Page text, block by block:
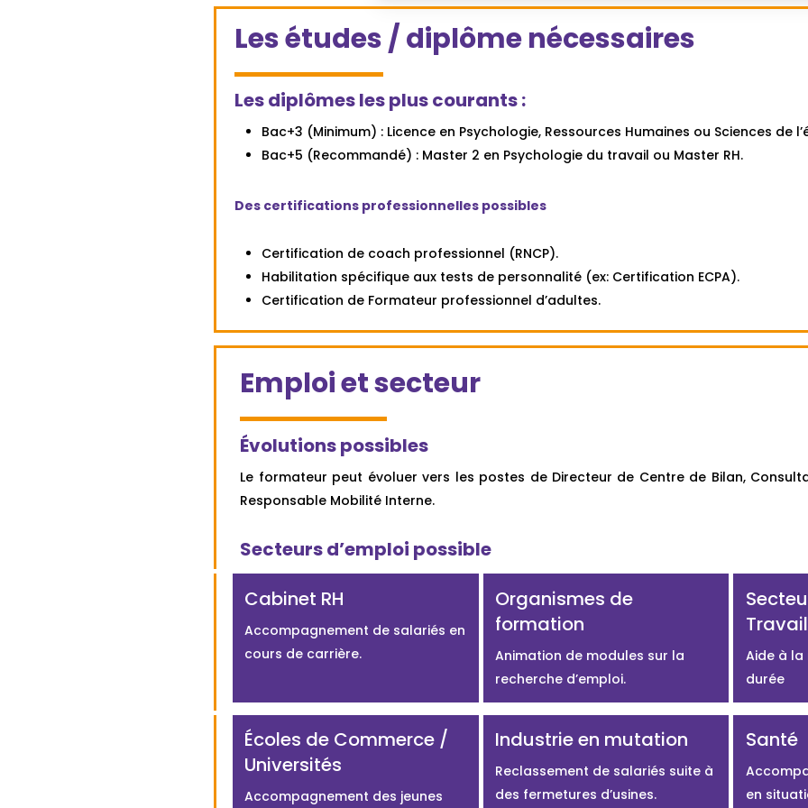
field
should
be
left
blank
Les études / diplôme nécessaires
Les diplômes les plus courants :
Bac+3 (Minimum) : Licence en Psychologie, Ressources Humaines ou Sciences de
Bac+5 (Recommandé) : Master 2 en Psychologie du travail ou Master RH.
Des certifications professionnelles possibles
Certification de coach professionnel (RNCP).
Habilitation spécifique aux tests de personnalité (ex: Certification ECPA).
Certification de Formateur professionnel d’adultes.
Emploi et secteur
Évolutions possibles
Le formateur peut évoluer vers les postes de Directeur de Centre de Bilan,
Responsable Mobilité Interne.
Secteurs d’emploi possible
Cabinet RH
Accompagnement de salariés en
cours de carrière.
Organismes de
formation
Animation de modules sur la
recherche d’emploi.
Aide à
durée
Écoles de Commerce /
Universités
Accompagnement des jeunes
Industrie en mutation
Reclassement de salariés suite à
des fermetures d’usines.
Santé
en